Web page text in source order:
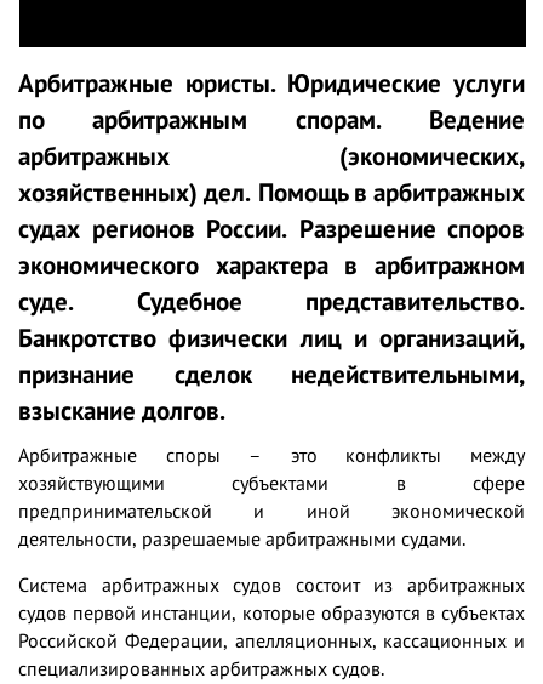
Арбитражные юристы. Юридические услуги
по арбитражным спорам. Ведение
арбитражных (экономических,
хозяйственных) дел. Помощь в арбитражных
судах регионов России. Разрешение споров
экономического характера в арбитражном
суде. Судебное представительство.
Банкротство физически лиц и организаций,
признание сделок недействительными,
взыскание долгов.
Арбитражные споры – это конфликты между
хозяйствующими субъектами в сфере
предпринимательской и иной экономической
деятельности, разрешаемые арбитражными судами.
Система арбитражных судов состоит из арбитражных
судов первой инстанции, которые образуются в субъектах
Российской Федерации, апелляционных, кассационных и
специализированных арбитражных судов.